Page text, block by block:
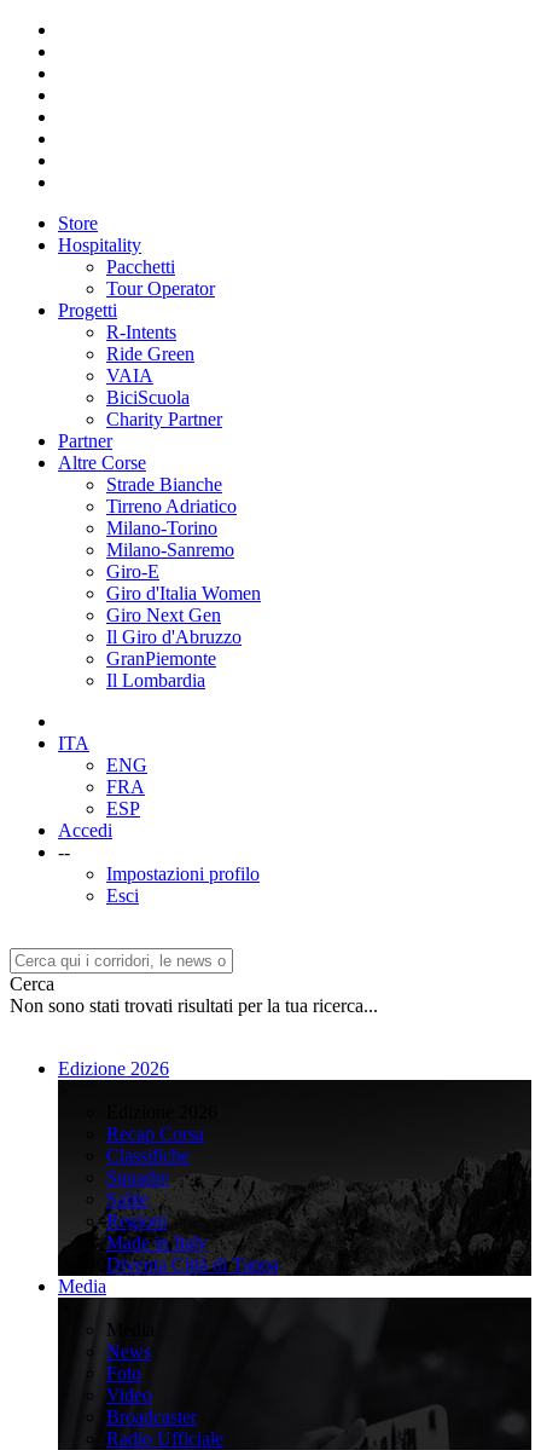
Store
Hospitality
Pacchetti
Tour Operator
Progetti
R-Intents
Ride Green
VAIA
BiciScuola
Charity Partner
Partner
Altre Corse
Strade Bianche
Tirreno Adriatico
Milano-Torino
Milano-Sanremo
Giro-E
Giro d'Italia Women
Giro Next Gen
Il Giro d'Abruzzo
GranPiemonte
Il Lombardia
ITA
ENG
FRA
ESP
Accedi
--
Impostazioni profilo
Esci
Cerca
Non sono stati trovati risultati per la tua ricerca...
Edizione 2026
Recap Corsa
Classifiche
Squadre
Salite
Regioni
Made in Italy
Diventa Città di Tappa
Media
Media
News
Foto
Video
Broadcaster
Radio Ufficiale